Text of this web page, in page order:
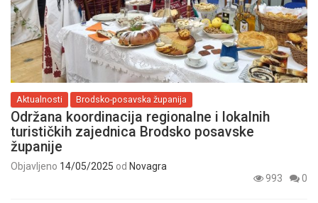
Aktualnosti Brodsko-posavska županija
Održana koordinacija regionalne i lokalnih
turističkih zajednica Brodsko posavske
županije
Objavljeno 14/05/2025 od Novagra
993
0